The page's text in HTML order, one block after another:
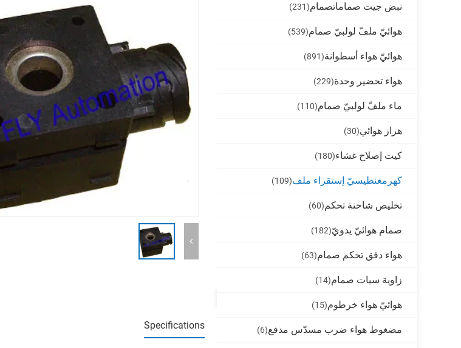
نبض جيت صماماتصمام(231)
هوائيّ ملفّ لولبيّ صمام(539)
هوائيّ هواء أسطوانة(891)
هواء تحضير وحدة(229)
ماء ملفّ لولبيّ صمام(110)
هزاز هوائي(30)
كيت إصلاح غشاء(180)
كهرمغنطيسيّ إستقراء ملف(109)
تخليص شاحنة تحكم(60)
صمام هوائيّ يدويّ(182)
هواء دفق تحكم صمام(63)
زاوية سيات صمام(14)
هوائيّ هواء خرطوم(15)
مضغوط هواء ضرب مسدّس مدفع(6)
Specifications